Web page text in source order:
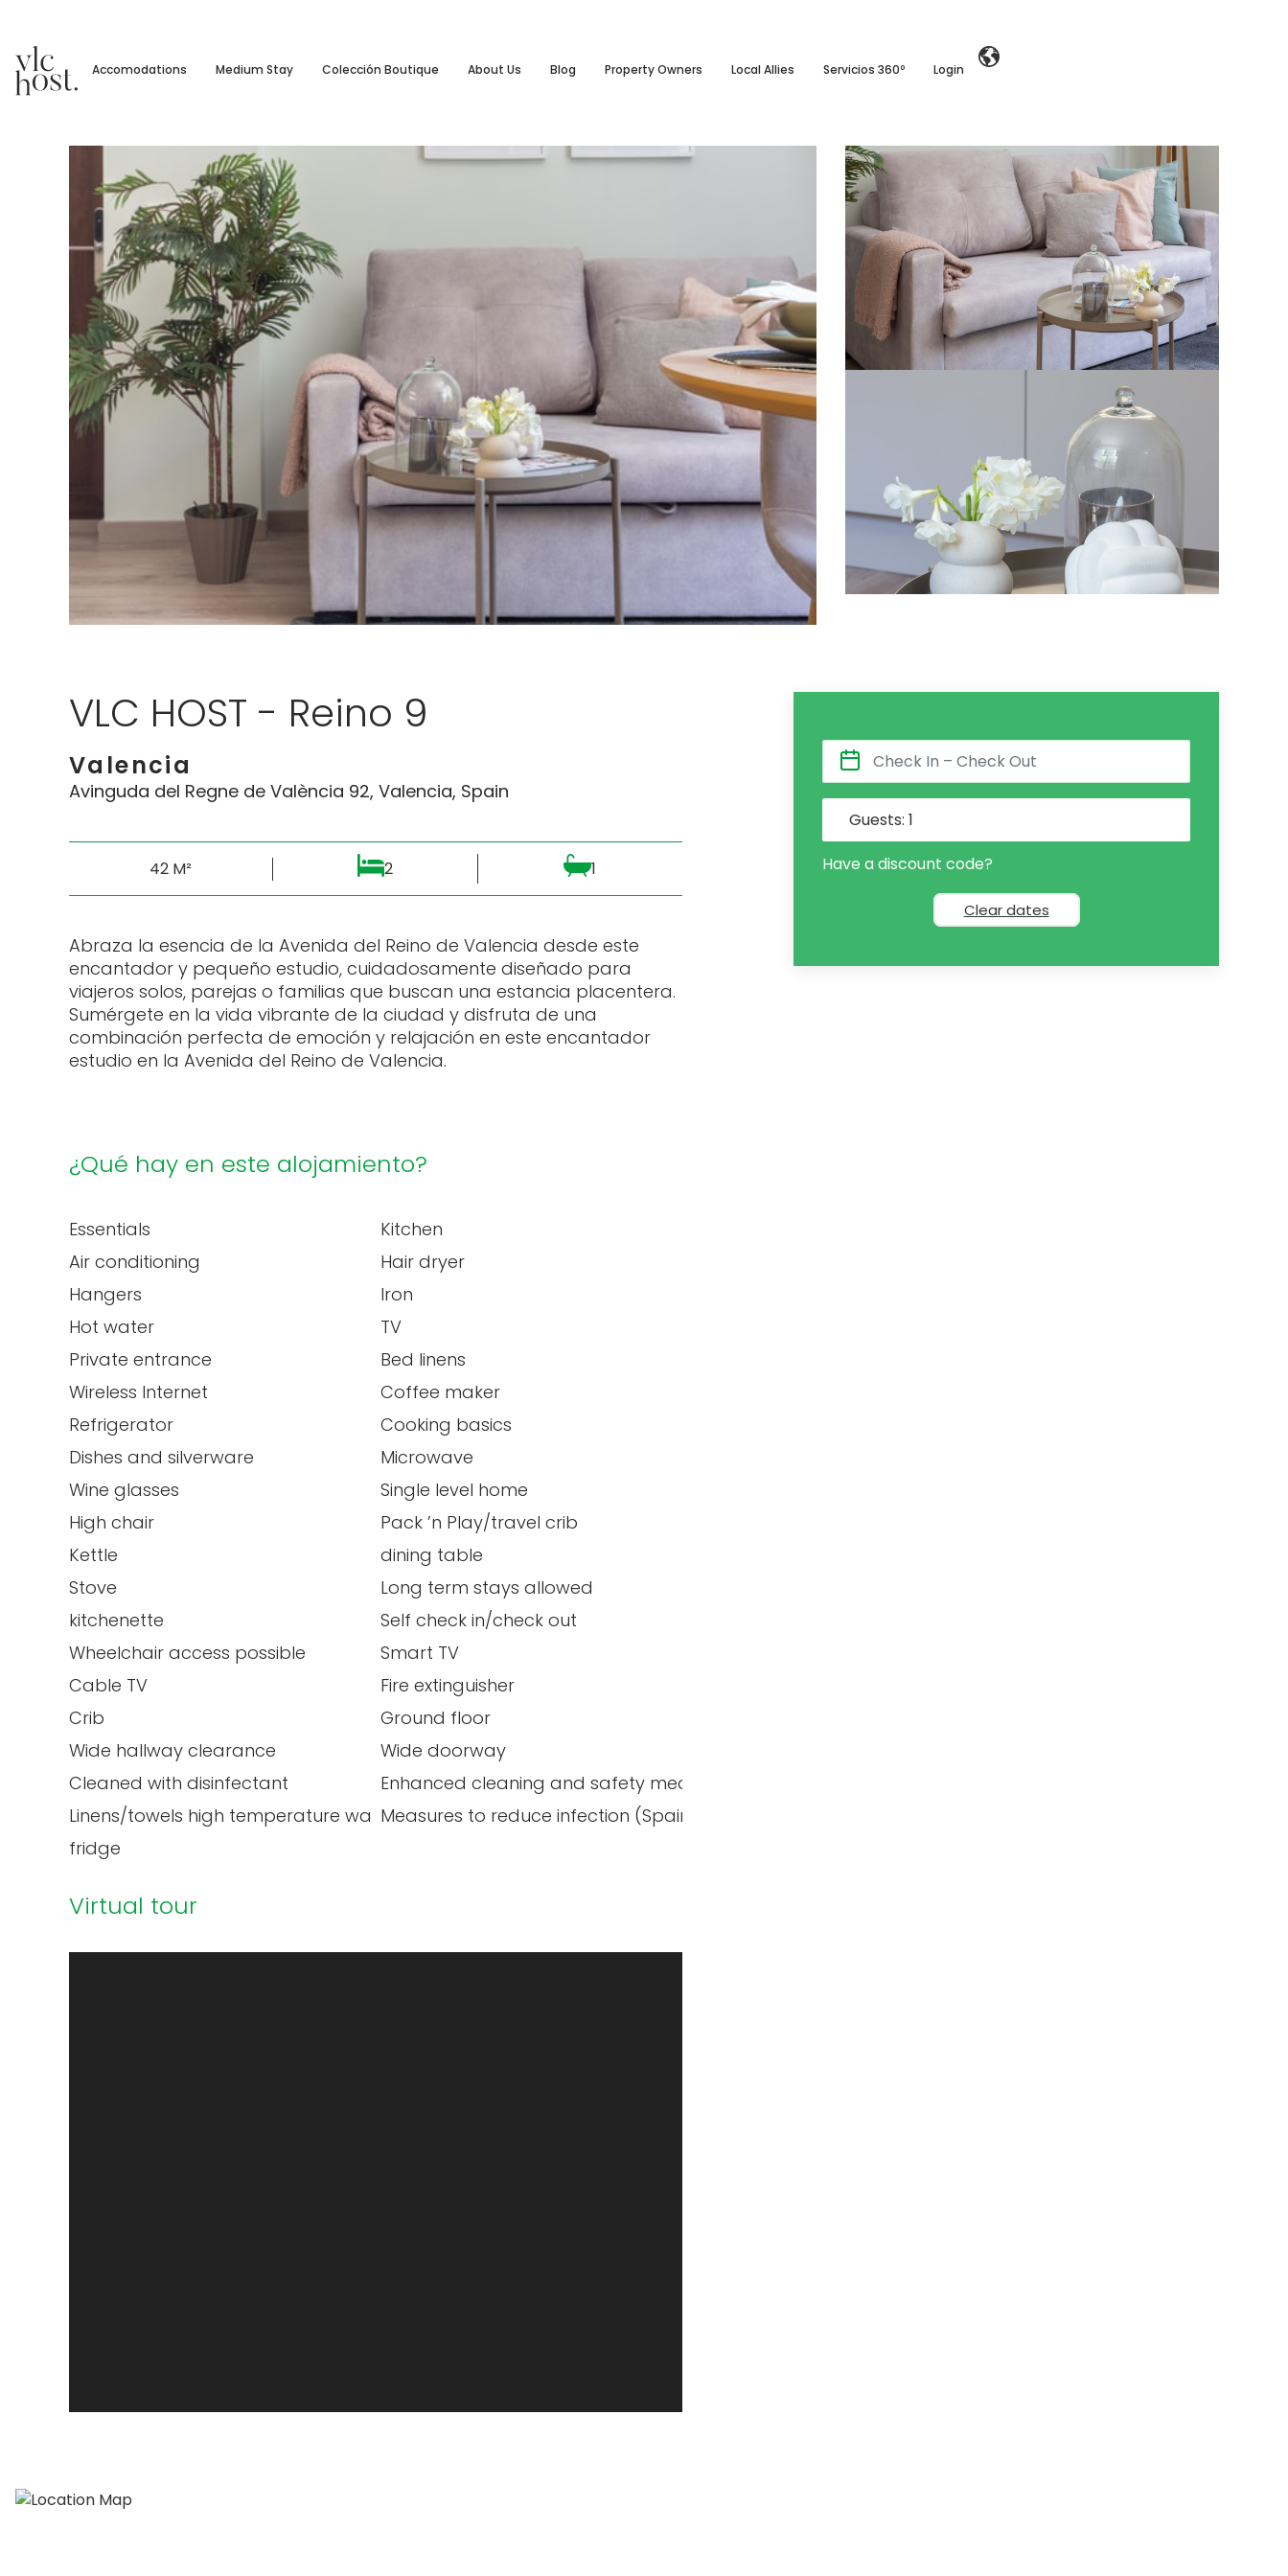
Accomodations Medium Stay Colección Boutique About Us Blog Property Owners Local Allies Servicios 360º Login
VLC HOST - Reino 9
Valencia
Avinguda del Regne de València 92, Valencia, Spain
42 M² 2 1
Abraza la esencia de la Avenida del Reino de Valencia desde este
encantador y pequeño estudio, cuidadosamente diseñado para
viajeros solos, parejas o familias que buscan una estancia placentera.
Sumérgete en la vida vibrante de la ciudad y disfruta de una
combinación perfecta de emoción y relajación en este encantador
estudio en la Avenida del Reino de Valencia.
¿Qué hay en este alojamiento?
Essentials
Kitchen
Air conditioning
Hair dryer
Hangers
Iron
Hot water
TV
Private entrance
Bed linens
Wireless Internet
Coffee maker
Refrigerator
Cooking basics
Dishes and silverware
Microwave
Wine glasses
Single level home
High chair
Pack ’n Play/travel crib
Kettle
dining table
Stove
Long term stays allowed
kitchenette
Self check in/check out
Wheelchair access possible
Smart TV
Cable TV
Fire extinguisher
Crib
Ground floor
Wide hallway clearance
Wide doorway
Cleaned with disinfectant
Enhanced cleaning and safety measures
Linens/towels high temperature washedMeasures to reduce infection (Spain)
fridge
Virtual tour
Guests: 1
Have a discount code?
Clear dates